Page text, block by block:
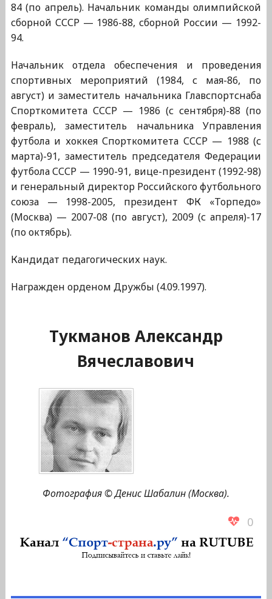
84 (по апрель). Начальник команды олимпийской
сборной СССР — 1986-88, сборной России — 1992-
94.
Начальник отдела обеспечения и проведения
спортивных мероприятий (1984, с мая-86, по
август) и заместитель начальника Главспортснаба
Спорткомитета СССР — 1986 (с сентября)-88 (по
февраль), заместитель начальника Управления
футбола и хоккея Спорткомитета СССР — 1988 (с
марта)-91, заместитель председателя Федерации
футбола СССР — 1990-91, вице-президент (1992-98)
и генеральный директор Российского футбольного
союза — 1998-2005, президент ФК «Торпедо»
(Москва) — 2007-08 (по август), 2009 (с апреля)-17
(по октябрь).
Кандидат педагогических наук.
Награжден орденом Дружбы (4.09.1997).
Тукманов Александр
Вячеславович
Фотография © Денис Шабалин (Москва).
0